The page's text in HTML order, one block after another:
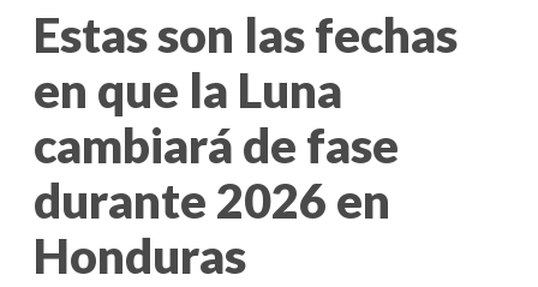
Estas son las fechas
en que la Luna
cambiará de fase
durante 2026 en
Honduras